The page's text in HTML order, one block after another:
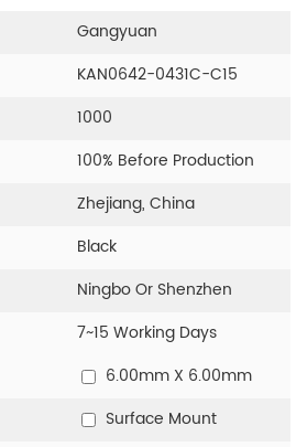
Gangyuan
KAN0642-0431C-C15
1000
100% Before Production
Zhejiang, China
Black
Ningbo Or Shenzhen
7~15 Working Days
6.00mm X 6.00mm
Surface Mount